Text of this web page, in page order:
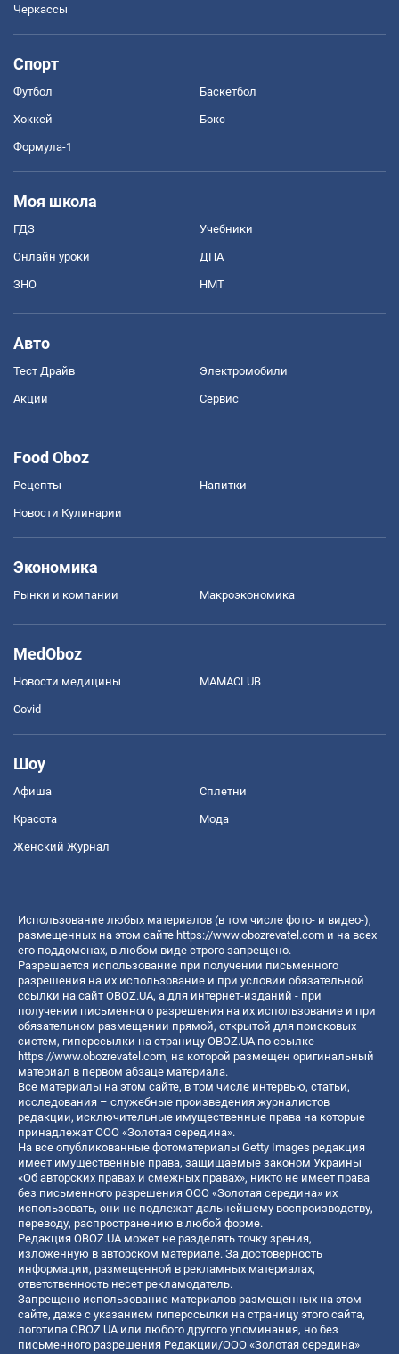
Черкассы
Спорт
Футбол Баскетбол
Хоккей Бокс
Формула-1
Моя школа
ГДЗ Учебники
Онлайн уроки ДПА
ЗНО НМТ
Авто
Тест Драйв Электромобили
Акции Сервис
Food Oboz
Рецепты Напитки
Новости Кулинарии
Экономика
Рынки и компании Mакроэкономика
MedOboz
Новости медицины MAMACLUB
Covid
Шоу
Афиша Сплетни
Красота Мода
Женский Журнал
Использование любых материалов (в том числе фото- и видео-),
размещенных на этом сайте https://www.obozrevatel.com и на всех
его поддоменах, в любом виде строго запрещено.
Разрешается использование при получении письменного
разрешения на их использование и при условии обязательной
ссылки на сайт OBOZ.UA, а для интернет-изданий - при
получении письменного разрешения на их использование и при
обязательном размещении прямой, открытой для поисковых
систем, гиперссылки на страницу OBOZ.UA по ссылке
https://www.obozrevatel.com, на которой размещен оригинальный
материал в первом абзаце материала.
Все материалы на этом сайте, в том числе интервью, статьи,
исследования – служебные произведения журналистов
редакции, исключительные имущественные права на которые
принадлежат ООО «Золотая середина».
На все опубликованные фотоматериалы Getty Images редакция
имеет имущественные права, защищаемые законом Украины
«Об авторских правах и смежных правах», никто не имеет права
без письменного разрешения ООО «Золотая середина» их
использовать, они не подлежат дальнейшему воспроизводству,
переводу, распространению в любой форме.
Редакция OBOZ.UA может не разделять точку зрения,
изложенную в авторском материале. За достоверность
информации, размещенной в рекламных материалах,
ответственность несет рекламодатель.
Запрещено использование материалов размещенных на этом
сайте, даже с указанием гиперссылки на страницу этого сайта,
логотипа OBOZ.UA или любого другого упоминания, но без
письменного разрешения Редакции/ООО «Золотая середина»